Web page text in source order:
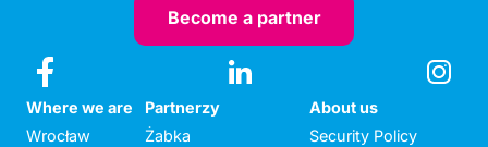
Become a partner
Where we are
Wrocław
Partnerzy
Żabka
About us
Security Policy